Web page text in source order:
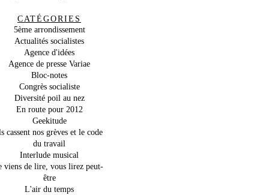
CATÉGORIES
5ème arrondissement
Actualités socialistes
Agence d'idées
Agence de presse Variae
Bloc-notes
Congrès socialiste
Diversité poil au nez
En route pour 2012
Geekitude
cassent nos grèves et le code
du travail
Interlude musical
viens de lire, vous lirez peut-
être
L'air du temps